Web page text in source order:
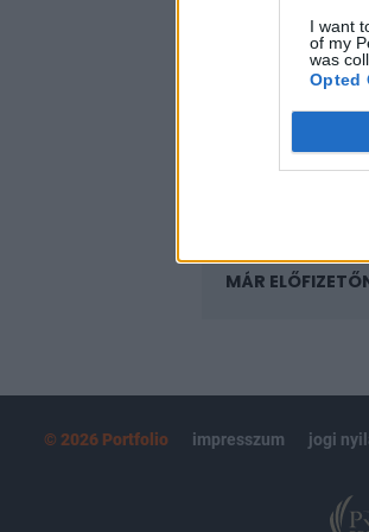
I want
of my
was
Opted
Az előfizetés a
Portfolio.hu
MÁR
© 2026 Portfolio impresszum jogi